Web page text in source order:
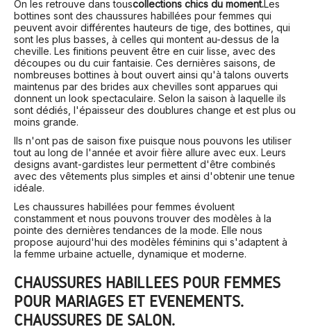
On les retrouve dans touscollections chics du moment.Les
bottines sont des chaussures habillées pour femmes qui
peuvent avoir différentes hauteurs de tige, des bottines, qui
sont les plus basses, à celles qui montent au-dessus de la
cheville. Les finitions peuvent être en cuir lisse, avec des
découpes ou du cuir fantaisie. Ces dernières saisons, de
nombreuses bottines à bout ouvert ainsi qu'à talons ouverts
maintenus par des brides aux chevilles sont apparues qui
donnent un look spectaculaire. Selon la saison à laquelle ils
sont dédiés, l'épaisseur des doublures change et est plus ou
moins grande.
Ils n'ont pas de saison fixe puisque nous pouvons les utiliser
tout au long de l'année et avoir fière allure avec eux. Leurs
designs avant-gardistes leur permettent d'être combinés
avec des vêtements plus simples et ainsi d'obtenir une tenue
idéale.
Les chaussures habillées pour femmes évoluent
constamment et nous pouvons trouver des modèles à la
pointe des dernières tendances de la mode. Elle nous
propose aujourd'hui des modèles féminins qui s'adaptent à
la femme urbaine actuelle, dynamique et moderne.
CHAUSSURES HABILLÉES POUR FEMMES
POUR MARIAGES ET ÉVÉNEMENTS.
CHAUSSURES DE SALON.